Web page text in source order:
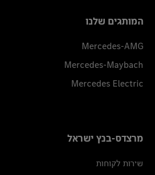
המותגים שלנו
Mercedes-AMG
Mercedes-Maybach
Mercedes Electric
מרצדס-בנץ ישראל
שירות לקוחות